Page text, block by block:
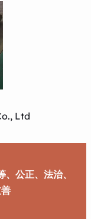
Ltd
公正、法治、